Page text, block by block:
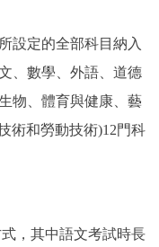
定的全部科目納入
、數學、外語、道德
物、體育與健康、藝
術和勞動技術)12門科
，其中語文考試時長